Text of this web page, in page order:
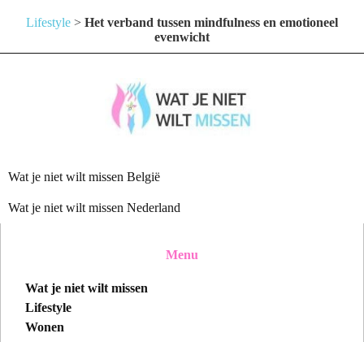
Lifestyle > Het verband tussen mindfulness en emotioneel
evenwicht
Wat je niet wilt missen België
Wat je niet wilt missen Nederland
Menu
Wat je niet wilt missen
Lifestyle
Wonen